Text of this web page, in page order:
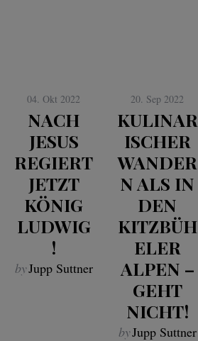
04. Okt 2022
NACH
JESUS
REGIERT
JETZT
KÖNIG
LUDWIG
!
byJupp Suttner
20. Sep 2022
KULINAR
ISCHER
WANDER
N ALS IN
DEN
KITZBÜH
ELER
ALPEN –
GEHT
NICHT!
byJupp Suttner